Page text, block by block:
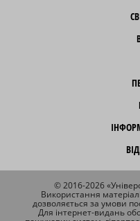
© 2016-2026
Використання
дозволяється за умови
Для інтернет-видань